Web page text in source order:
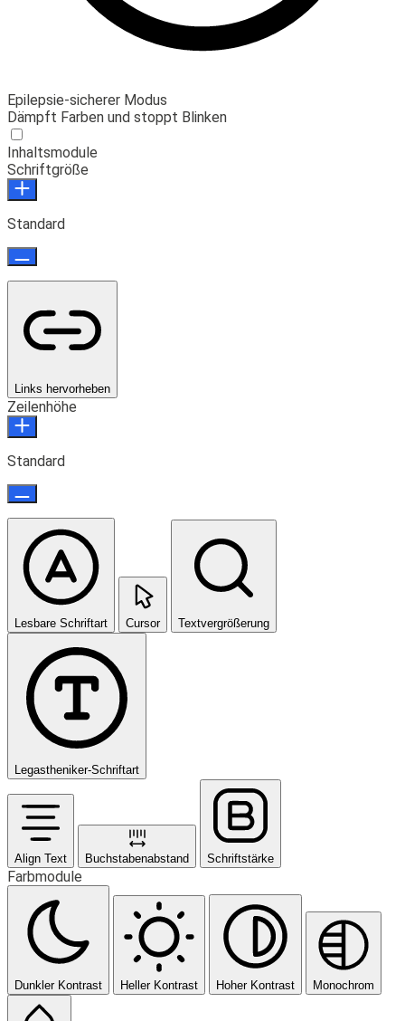
Epilepsie-sicherer Modus
Dämpft Farben und stoppt Blinken
Inhaltsmodule
Schriftgröße
Standard
Links hervorheben
Zeilenhöhe
Standard
Lesbare Schriftart Cursor Textvergrößerung
Legastheniker-Schriftart
Align Text Buchstabenabstand Schriftstärke
Farbmodule
Dunkler Kontrast Heller Kontrast Hoher Kontrast Monochrom